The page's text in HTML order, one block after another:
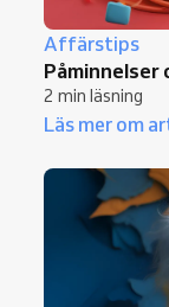
Affärstips
Påminnelser
2 min läsning
Läs mer om